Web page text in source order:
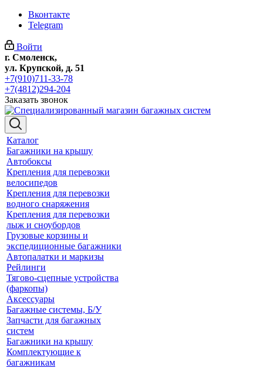
Вконтакте
Telegram
Войти
г. Смоленск,
ул. Крупской, д. 51
+7(910)711-33-78
+7(4812)294-204
Заказать звонок
Каталог
Багажники на крышу
Автобоксы
Крепления для перевозки
велосипедов
Крепления для перевозки
водного снаряжения
Крепления для перевозки
лыж и сноубордов
Грузовые корзины и
экспедиционные багажники
Автопалатки и маркизы
Рейлинги
Тягово-сцепные устройства
(фаркопы)
Аксессуары
Багажные системы, Б/У
Запчасти для багажных
систем
Багажники на крышу
Комплектующие к
багажникам